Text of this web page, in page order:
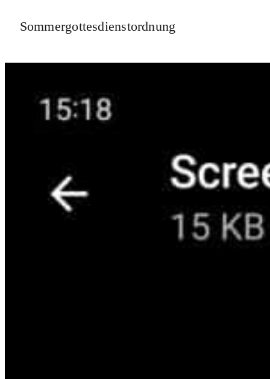
Sommergottesdienstordnung